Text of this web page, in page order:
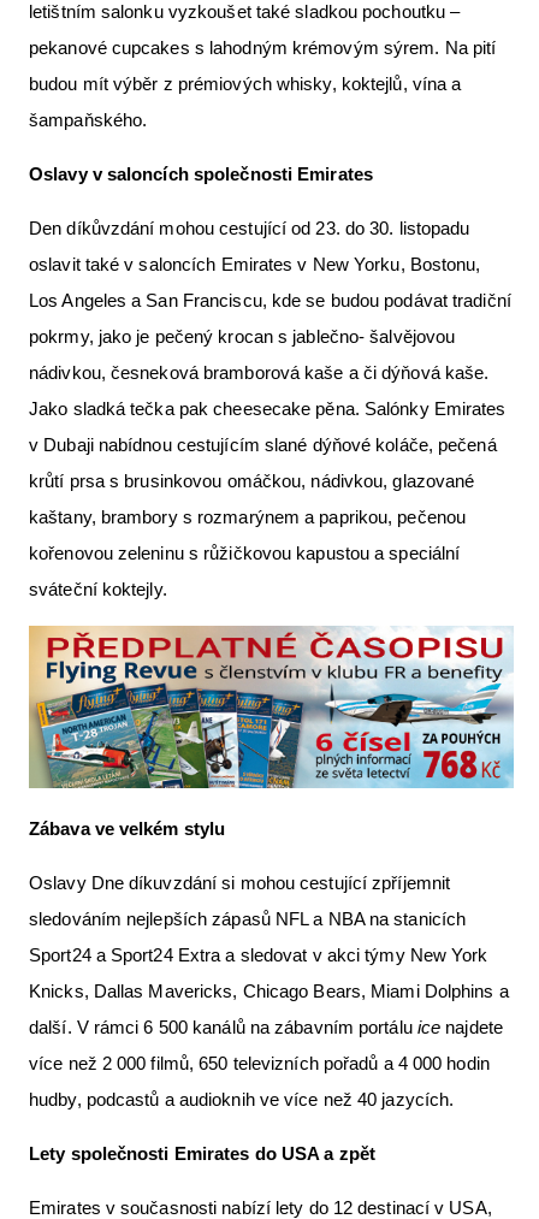
letištním salonku vyzkoušet také sladkou pochoutku –
pekanové cupcakes s lahodným krémovým sýrem. Na pití
budou mít výběr z prémiových whisky, koktejlů, vína a
šampaňského.
Oslavy v saloncích společnosti Emirates
Den díkůvzdání mohou cestující od 23. do 30. listopadu
oslavit také v saloncích Emirates v New Yorku, Bostonu,
Los Angeles a San Franciscu, kde se budou podávat tradiční
pokrmy, jako je pečený krocan s jablečno- šalvějovou
nádivkou, česneková bramborová kaše a či dýňová kaše.
Jako sladká tečka pak cheesecake pěna. Salónky Emirates
v Dubaji nabídnou cestujícím slané dýňové koláče, pečená
krůtí prsa s brusinkovou omáčkou, nádivkou, glazované
kaštany, brambory s rozmarýnem a paprikou, pečenou
kořenovou zeleninu s růžičkovou kapustou a speciální
sváteční koktejly.
Zábava ve velkém stylu
Oslavy Dne díkuvzdání si mohou cestující zpříjemnit
sledováním nejlepších zápasů NFL a NBA na stanicích
Sport24 a Sport24 Extra a sledovat v akci týmy New York
Knicks, Dallas Mavericks, Chicago Bears, Miami Dolphins a
další. V rámci 6 500 kanálů na zábavním portálu ice najdete
více než 2 000 filmů, 650 televizních pořadů a 4 000 hodin
hudby, podcastů a audioknih ve více než 40 jazycích.
​​Lety společnosti Emirates do USA a zpět
Emirates v současnosti nabízí lety do 12 destinací v USA,